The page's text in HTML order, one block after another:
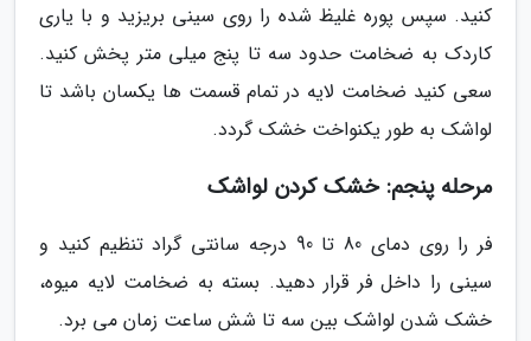
کنید. سپس پوره غلیظ شده را روی سینی بریزید و با یاری
کاردک به ضخامت حدود سه تا پنج میلی متر پخش کنید.
سعی کنید ضخامت لایه در تمام قسمت ها یکسان باشد تا
لواشک به طور یکنواخت خشک گردد.
مرحله پنجم: خشک کردن لواشک
فر را روی دمای 80 تا 90 درجه سانتی گراد تنظیم کنید و
سینی را داخل فر قرار دهید. بسته به ضخامت لایه میوه،
خشک شدن لواشک بین سه تا شش ساعت زمان می برد.